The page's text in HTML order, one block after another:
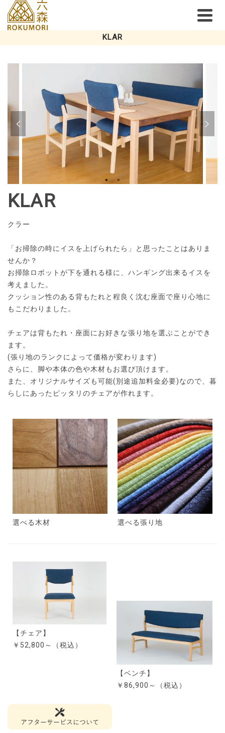
KLAR
KLAR
クラー
「お掃除の時にイスを上げられたら」と思ったことはありま
せんか？
お掃除ロボットが下を通れる様に、ハンギング出来るイスを
考えました。
クッション性のある背もたれと程良く沈む座面で座り心地に
もこだわりました。
チェアは背もたれ・座面にお好きな張り地を選ぶことができ
ます。
(張り地のランクによって価格が変わります)
さらに、脚や本体の色や木材もお選び頂けます。
また、オリジナルサイズも可能(別途追加料金必要)なので、暮
らしにあったピッタリのチェアが作れます。
選べる木材 選べる張り地
【チェア】
￥52,800～（税込）
【ベンチ】
￥86,900～（税込）